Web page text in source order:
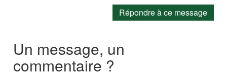
Répondre à ce message
Un message, un
commentaire ?